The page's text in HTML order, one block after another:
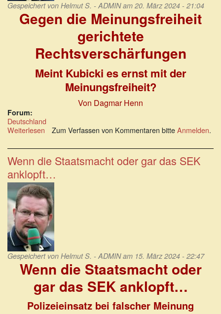
Gespeichert von Helmut S. - ADMINam 20. März 2024 - 21:04
Gegen die Meinungsfreiheit
gerichtete
Rechtsverschärfungen
Meint Kubicki es ernst mit der
Meinungsfreiheit?
Von Dagmar Henn
Forum:
Deutschland
Weiterlesen über
die
Meinungsfreiheit
gerichtete
Rechtsverschärfungen
Zum Verfassen von Kommentaren bitteAnmelden.
Wenn die Staatsmacht oder gar das SEK
anklopft…
Gespeichert von Helmut S. - ADMINam 15. März 2024 - 22:47
Wenn die Staatsmacht oder
gar das SEK anklopft…
Polizeieinsatz bei falscher Meinung